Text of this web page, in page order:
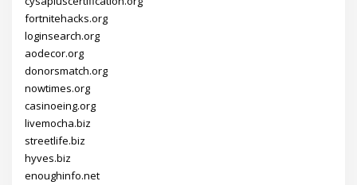
fortnitehacks.org
loginsearch.org
aodecor.org
donorsmatch.org
nowtimes.org
casinoeing.org
livemocha.biz
streetlife.biz
hyves.biz
enoughinfo.net